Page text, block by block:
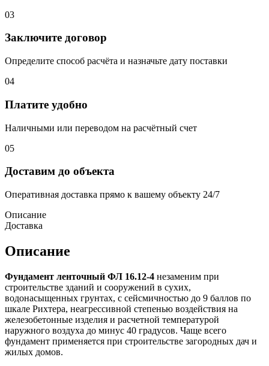
03
Заключите договор
Определите способ расчёта и назначьте дату поставки
04
Платите удобно
Наличными или переводом на расчётный счет
05
Доставим до объекта
Оперативная доставка прямо к вашему объекту 24/7
Описание
Доставка
Описание
Фундамент ленточный ФЛ 16.12-4 незаменим при
строительстве зданий и сооружений в сухих,
водонасыщенных грунтах, с сейсмичностью до 9 баллов по
шкале Рихтера, неагрессивной степенью воздействия на
железобетонные изделия и расчетной температурой
наружного воздуха до минус 40 градусов. Чаще всего
фундамент применяется при строительстве загородных дач и
жилых домов.